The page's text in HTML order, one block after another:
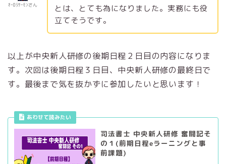
ｵｰﾛﾗｻｰﾓﾝさん
とは、とても為になりました。実務にも役
立てそうです。
以上が中央新人研修の後期日程２日目の内容になりま
す。次回は後期日程３日目、中央新人研修の最終日で
す。最後まで気を抜かずに参加したいと思います！
あわせて読みたい
司法書士 中央新人研修 奮闘記そ
の１(前期日程eラーニングと事
前課題)